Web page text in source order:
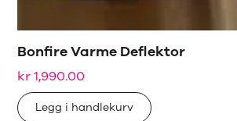
Bonfire Varme Deflektor
kr1,990.00
Legg i handlekurv